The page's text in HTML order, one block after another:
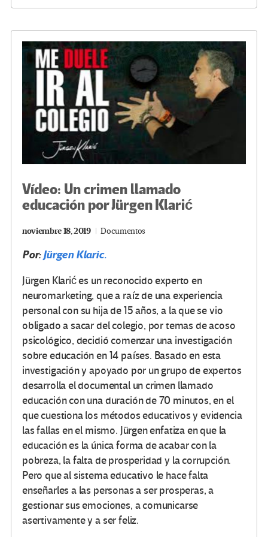
o
k
m n
ar
tir
Vídeo: Un crimen llamado
educación por Jürgen Klarić
noviembre 18, 2019 Documentos
Por:Jürgen Klaric.
Jürgen Klarić es un reconocido experto en
neuromarketing, que a raíz de una experiencia
personal con su hija de 15 años, a la que se vio
obligado a sacar del colegio, por temas de acoso
psicológico, decidió comenzar una investigación
sobre educación en 14 países. Basado en esta
investigación y apoyado por un grupo de expertos
desarrolla el documental un crimen llamado
educación con una duración de 70 minutos, en el
que cuestiona los métodos educativos y evidencia
las fallas en el mismo. Jürgen enfatiza en que la
educación es la única forma de acabar con la
pobreza, la falta de prosperidad y la corrupción.
Pero que al sistema educativo le hace falta
enseñarles a las personas a ser prosperas, a
gestionar sus emociones, a comunicarse
asertivamente y a ser feliz.